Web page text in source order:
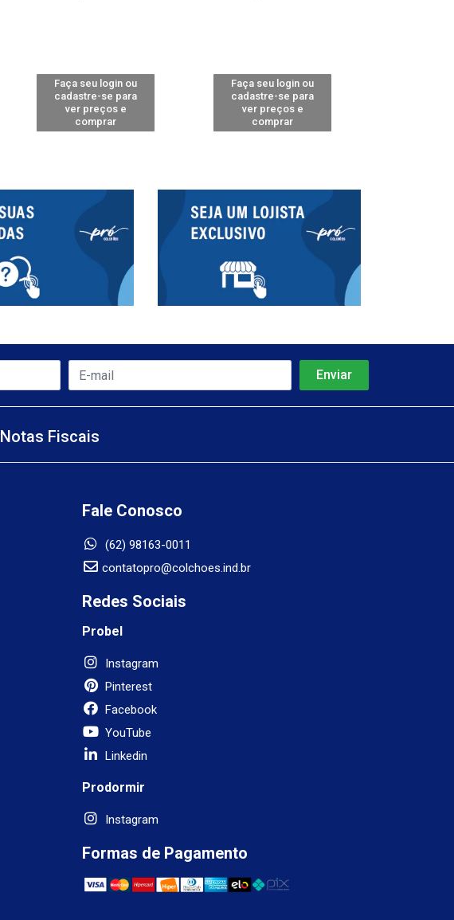
Faça seu login ou
cadastre-se para
ver preços e
comprar
Faça seu login ou
cadastre-se para
ver preços e
comprar
Notas Fiscais
Fale Conosco
(62) 98163-0011
contatopro@colchoes.ind.br
Redes Sociais
Probel
Instagram
Pinterest
Facebook
YouTube
Linkedin
Prodormir
Instagram
Formas de Pagamento